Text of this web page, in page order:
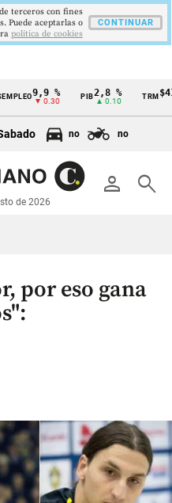
9,9 %
▼ 0.30
2,8 %
▲ 0.10
TRM
no no
person search
de 2026
por eso gana
terceros con fines
Puede aceptarlas o
politica de cookies
CONTINUAR